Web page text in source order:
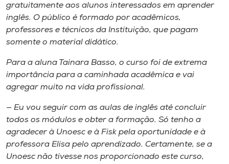
gratuitamente aos alunos interessados em aprender
inglês. O público é formado por acadêmicos,
professores e técnicos da Instituição, que pagam
somente o material didático.
Para a aluna Tainara Basso, o curso foi de extrema
importância para a caminhada acadêmica e vai
agregar muito na vida profissional.
— Eu vou seguir com as aulas de inglês até concluir
todos os módulos e obter a formação. Só tenho a
agradecer à Unoesc e à Fisk pela oportunidade e à
professora Elisa pelo aprendizado. Certamente, se a
Unoesc não tivesse nos proporcionado este curso,